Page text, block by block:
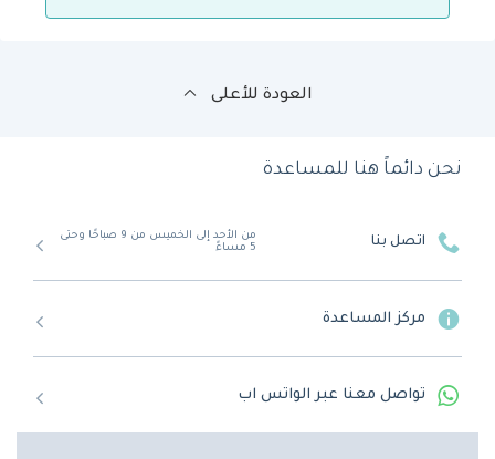
العودة للأعلى
نحن دائماً هنا للمساعدة
اتصل بنا
من الأحد إلى الخميس من 9 صباحًا وحتى
5 مساءً
مركز المساعدة
تواصل معنا عبر الواتس اب